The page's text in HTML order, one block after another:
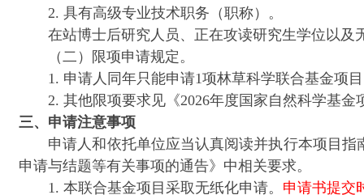
2. 具有高级专业技术职务（职称）。
在站博士后研究人员、正在攻读研究生学位以及
（二）限项申请规定。
1. 申请人同年只能申请1项林草科学联合基金项
2. 其他限项要求见《2026年度国家自然科学基金
三、申请注意事项
申请人和依托单位应当认真阅读并执行本项目指
申请与结题等有关事项的通告》中相关要求。
1. 本联合基金项目采取无纸化申请。 申请书提交